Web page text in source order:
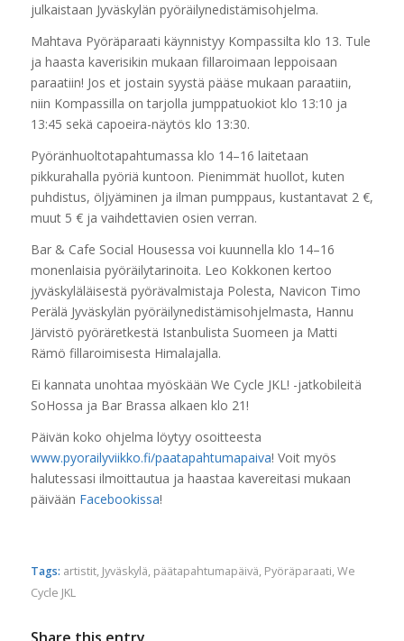
julkaistaan Jyväskylän pyöräilynedistämisohjelma.
Mahtava Pyöräparaati käynnistyy Kompassilta klo 13. Tule
ja haasta kaverisikin mukaan fillaroimaan leppoisaan
paraatiin! Jos et jostain syystä pääse mukaan paraatiin,
niin Kompassilla on tarjolla jumppatuokiot klo 13:10 ja
13:45 sekä capoeira-näytös klo 13:30.
Pyöränhuoltotapahtumassa klo 14–16 laitetaan
pikkurahalla pyöriä kuntoon. Pienimmät huollot, kuten
puhdistus, öljyäminen ja ilman pumppaus, kustantavat 2 €,
muut 5 € ja vaihdettavien osien verran.
Bar & Cafe Social Housessa voi kuunnella klo 14–16
monenlaisia pyöräilytarinoita. Leo Kokkonen kertoo
jyväskyläläisestä pyörävalmistaja Polesta, Navicon Timo
Perälä Jyväskylän pyöräilynedistämisohjelmasta, Hannu
Järvistö pyöräretkestä Istanbulista Suomeen ja Matti
Rämö fillaroimisesta Himalajalla.
Ei kannata unohtaa myöskään We Cycle JKL! -jatkobileitä
SoHossa ja Bar Brassa alkaen klo 21!
Päivän koko ohjelma löytyy osoitteesta
www.pyorailyviikko.fi/paatapahtumapaiva! Voit myös
halutessasi ilmoittautua ja haastaa kavereitasi mukaan
päivään Facebookissa!
Tags: artistit, Jyväskylä, päätapahtumapäivä, Pyöräparaati, We
Cycle JKL
Share this entry